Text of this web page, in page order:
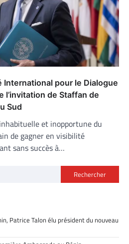
International pour le Dialogue
l’invitation de Staffan de
Sud
et inopportune du
de gagner en visibilité
sans succès à…
Rechercher
Patrice Talon élu président du nouveau